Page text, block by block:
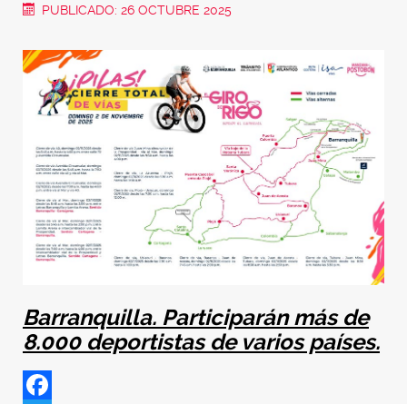
PUBLICADO: 26 OCTUBRE 2025
Barranquilla. Participaránmás de
8.000 deportistas de varios países.